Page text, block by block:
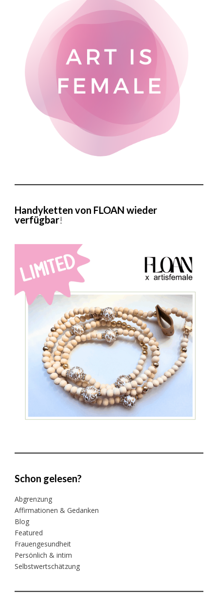
Handyketten von FLOAN wieder
verfügbar!
Schon gelesen?
Abgrenzung
Affirmationen & Gedanken
Blog
Featured
Frauengesundheit
Persönlich & intim
Selbstwertschätzung